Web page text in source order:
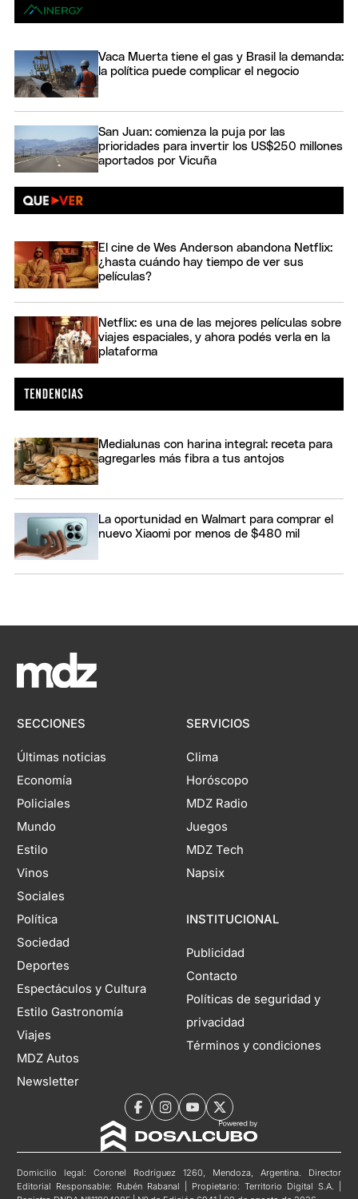
Vaca Muerta tiene el gas y Brasil la demanda:
la política puede complicar el negocio
San Juan: comienza la puja por las
prioridades para invertir los US$250 millones
aportados por Vicuña
El cine de Wes Anderson abandona Netflix:
¿hasta cuándo hay tiempo de ver sus
películas?
Netflix: es una de las mejores películas sobre
viajes espaciales, y ahora podés verla en la
plataforma
Medialunas con harina integral: receta para
agregarles más fibra a tus antojos
La oportunidad en Walmart para comprar el
nuevo Xiaomi por menos de $480 mil
SECCIONES
Últimas noticias
Economía
Policiales
Mundo
Estilo
Vinos
Sociales
Política
Sociedad
Deportes
Espectáculos y Cultura
Estilo Gastronomía
Viajes
MDZ Autos
Newsletter
SERVICIOS
Clima
Horóscopo
MDZ Radio
Juegos
MDZ Tech
Napsix
INSTITUCIONAL
Publicidad
Contacto
Políticas de seguridad y
privacidad
Términos y condiciones
Domicilio legal: Coronel Rodríguez 1260, Mendoza, Argentina. Director
Editorial Responsable: Rubén Rabanal | Propietario: Territorio Digital S.A. |